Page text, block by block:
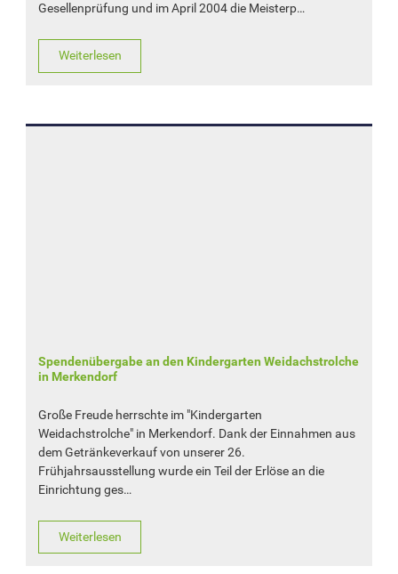
Gesellenprüfung und im April 2004 die Meisterp…
Weiterlesen
Spendenübergabe an den Kindergarten Weidachstrolche
in Merkendorf
Große Freude herrschte im "Kindergarten
Weidachstrolche" in Merkendorf. Dank der Einnahmen aus
dem Getränkeverkauf von unserer 26.
Frühjahrsausstellung wurde ein Teil der Erlöse an die
Einrichtung ges…
Weiterlesen